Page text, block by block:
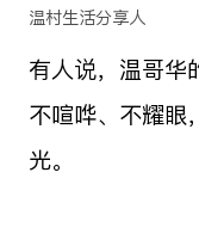
温村生活分享人
有人说，温哥华
不喧哗、不耀眼
光。